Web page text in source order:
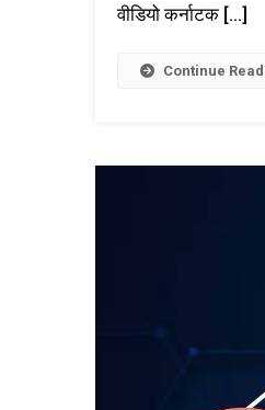
वीडियो कर्नाटक […]
Continue